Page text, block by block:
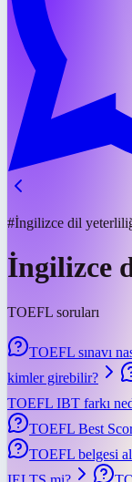
#İngilizce dil
İngilizce
TOEFL soruları
TOEFL sınavı
kimler girebilir?
TOEFL IBT farkı
TOEFL Best
TOEFL belgesi